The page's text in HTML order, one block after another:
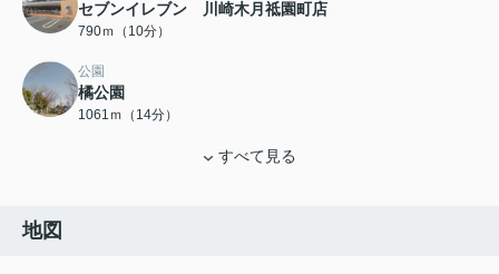
セブンイレブン 川崎木月祗園町店
790ｍ（10分）
公園
橘公園
1061ｍ（14分）
すべて見る
地図